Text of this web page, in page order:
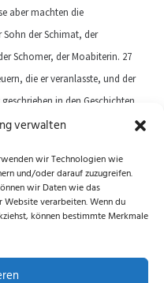
verwalten
wir Technologien wie
und/oder darauf zuzugreifen.
wir Daten wie das
verarbeiten. Wenn du
können bestimmte Merkmale
aber machten die
der Schimat, der
Schomer, der Moabiterin. 27
die er veranlasste, und der
in den Geschichten
wurde König an seiner statt.
Next article
und Facebook!